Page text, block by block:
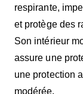
respirante,
et protège des
Son intérieur
assure une
une protection
modérée.